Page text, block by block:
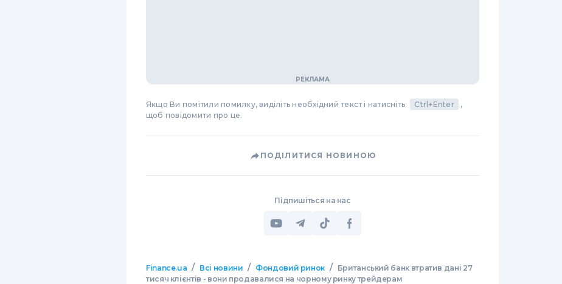
Якщо Ви помітили помилку, виділіть необхідний текст і натисніть Ctrl+Enter
,
щоб повідомити про це.
ПОДІЛИТИСЯ НОВИНОЮ
Підпишіться на нас
Finance.ua / Всі новини / Фондовий ринок /
Британський банк втратив дані 27
тисяч клієнтів - вони продавалися на чорному ринку трейдерам